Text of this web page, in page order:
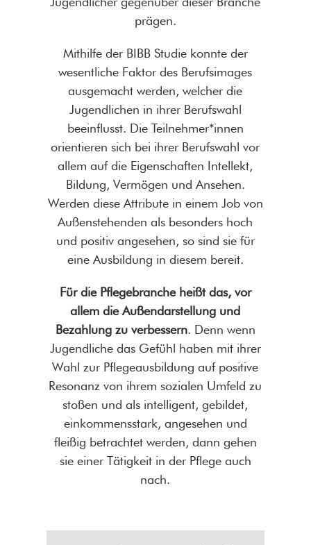
prägen.
Mithilfe der BIBB Studie konnte der
wesentliche Faktor des Berufsimages
ausgemacht werden, welcher die
Jugendlichen in ihrer Berufswahl
beeinflusst. Die Teilnehmer*innen
orientieren sich bei ihrer Berufswahl vor
allem auf die Eigenschaften Intellekt,
Bildung, Vermögen und Ansehen.
Werden diese Attribute in einem Job von
Außenstehenden als besonders hoch
und positiv angesehen, so sind sie für
eine Ausbildung in diesem bereit.
Für die Pflegebranche heißt das, vor
allem die Außendarstellung und
Bezahlung zu verbessern. Denn wenn
Jugendliche das Gefühl haben mit ihrer
Wahl zur Pflegeausbildung auf positive
Resonanz von ihrem sozialen Umfeld zu
stoßen und als intelligent, gebildet,
einkommensstark, angesehen und
fleißig betrachtet werden, dann gehen
sie einer Tätigkeit in der Pflege auch
nach.